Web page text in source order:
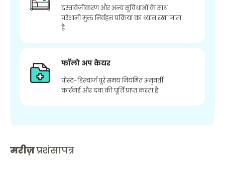
दस्तावेज़ीकरण और अन्य सुविधाओं के साथ
परेशानी मुक्त निर्वहन प्रक्रिया का ध्यान रखा जाता
है
फॉलो अप केयर
पोस्ट-डिस्चार्ज पूरे समय नियमित अनुवर्ती
कार्रवाई और दवा की पूर्ति प्राप्त करता है
मरीज़प्रशंसापत्र